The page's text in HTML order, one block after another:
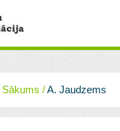
Sākums /A. Jaudzems